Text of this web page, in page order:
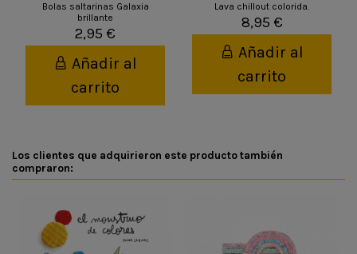
Bolas saltarinas Galaxia
brillante
2,95 €
Añadir al
carrito
Lava chillout colorida.
8,95 €
Añadir al
carrito
Los clientes que adquirieron este producto también
compraron: